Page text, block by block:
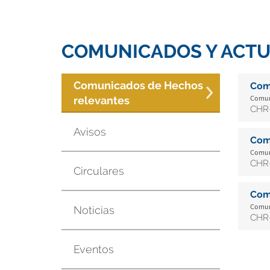
COMUNICADOS Y
Comunicados de Hechos
relevantes
Avisos
Circulares
Noticias
Eventos